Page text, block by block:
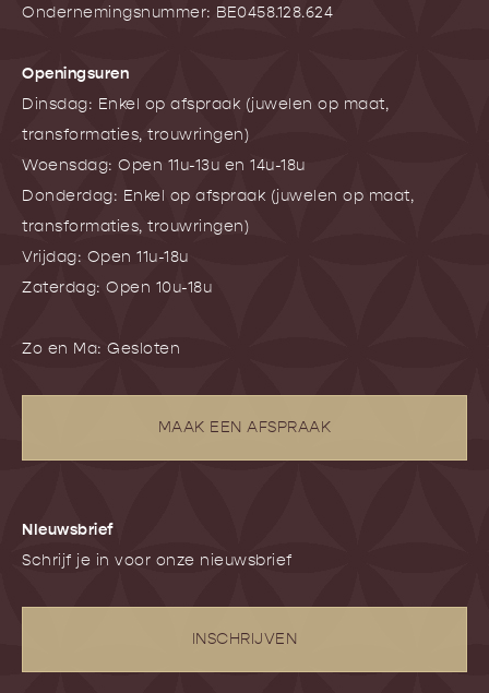
Ondernemingsnummer: BE0458.128.624
Openingsuren
Dinsdag: Enkel op afspraak (juwelen op maat,
transformaties, trouwringen)
Woensdag: Open 11u-13u en 14u-18u
Donderdag: Enkel op afspraak (juwelen op maat,
transformaties, trouwringen)
Vrijdag: Open 11u-18u
Zaterdag: Open 10u-18u
Zo en Ma: Gesloten
MAAK EEN AFSPRAAK
NIeuwsbrief
Schrijf je in voor onze nieuwsbrief
INSCHRIJVEN